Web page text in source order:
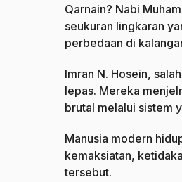
Qarnain? Nabi
seukuran lingkaran
perbedaan di
Imran N. Hosein,
lepas. Mereka
brutal melalui sistem
Manusia modern
kemaksiatan,
tersebut.